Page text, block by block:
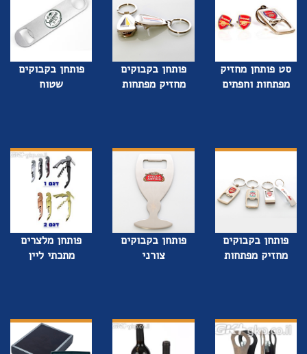
סט פותחן מחזיק
מפתחות וחפתים
פותחן בקבוקים
מחזיק מפתחות
פותחן בקבוקים
שטוח
פותחן בקבוקים
מחזיק מפתחות
פותחן בקבוקים
צורני
פותחן מלצרים
מתכתי ליין